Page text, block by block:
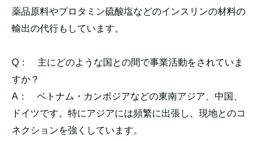
薬品原料やプロタミン硫酸塩などのインスリンの材料の
輸出の代行もしています。
Q： 主にどのような国との間で事業活動をされていま
すか？
A： ベトナム・カンボジアなどの東南アジア、中国、
ドイツです。特にアジアには頻繁に出張し、現地とのコ
ネクションを強くしています。